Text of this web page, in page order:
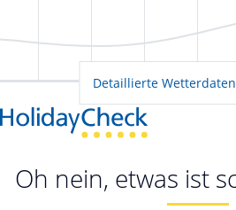
Detaillierte
Oh nein, etwas ist